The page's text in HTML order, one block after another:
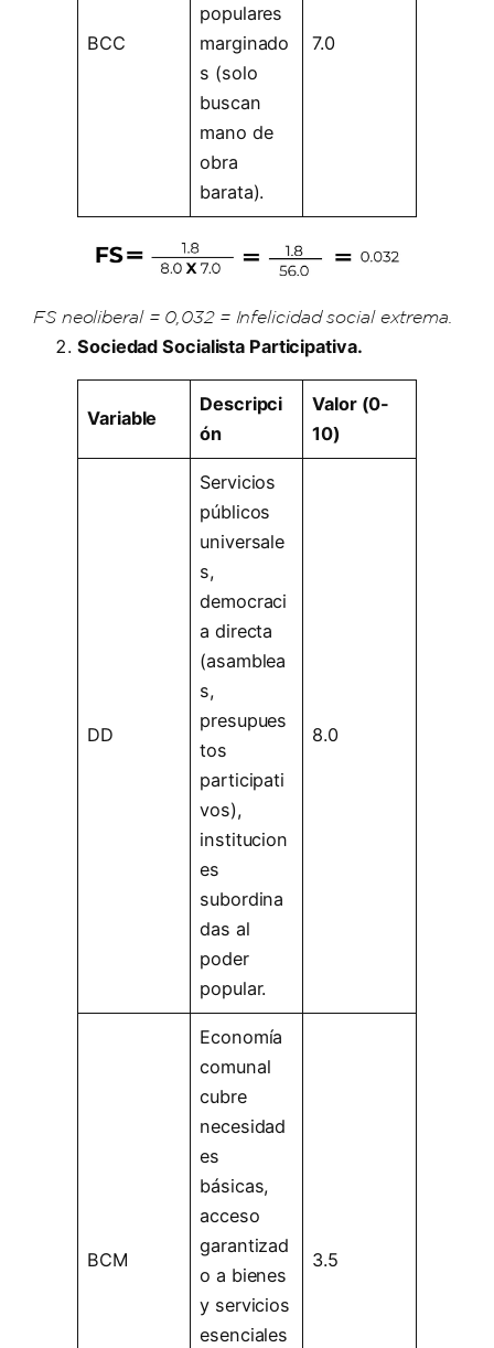
BCC
populares
marginado
s (solo
buscan
mano de
obra
barata).
7.0
FS neoliberal = 0,032 = Infelicidad social extrema.
Sociedad Socialista Participativa.
Variable
Descripci
ón
Valor (0-
10)
DD
Servicios
públicos
universale
s,
democraci
a directa
(asamblea
s,
presupues
tos
participati
vos),
institucion
es
subordina
das al
poder
popular.
8.0
BCM
Economía
comunal
cubre
necesidad
es
básicas,
acceso
garantizad
o a bienes
y servicios
esenciales
3.5